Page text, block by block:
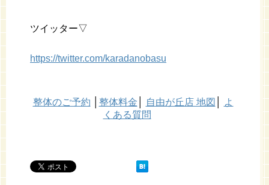
ツイッター▽
https://twitter.com/karadanobasu
整体のご予約 整体料金 自由が丘店 地図
よ
くある質問